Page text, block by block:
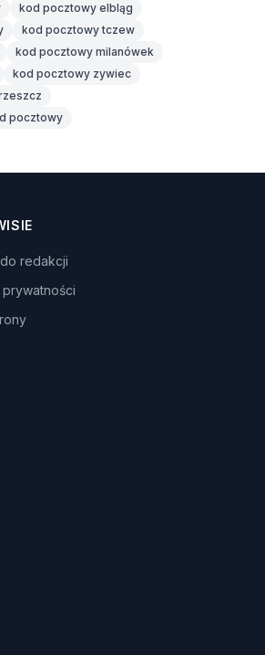
kod pocztowy elbląg
kod pocztowy tczew
kod pocztowy milanówek
kod pocztowy zywiec
pocztowy
redakcji